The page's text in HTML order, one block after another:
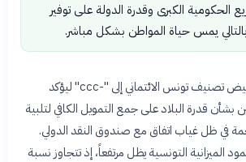
الحكومية الكبرى وقدرة الدولة على توفير
يمس حياة المواطن بشكل مباشر.
جاء قرار "فيتش" بتخفيض تصنيف تونس الائتماني إلى "-ccc" ليؤكد
بشأن قدرة البلاد على جمع التمويل الكافي لتلبية
في ظل غياب اتفاق مع صندوق النقد الدولي.
الميزانية التونسية يظل مرتفعاً، إذ تتجاوز نسبة